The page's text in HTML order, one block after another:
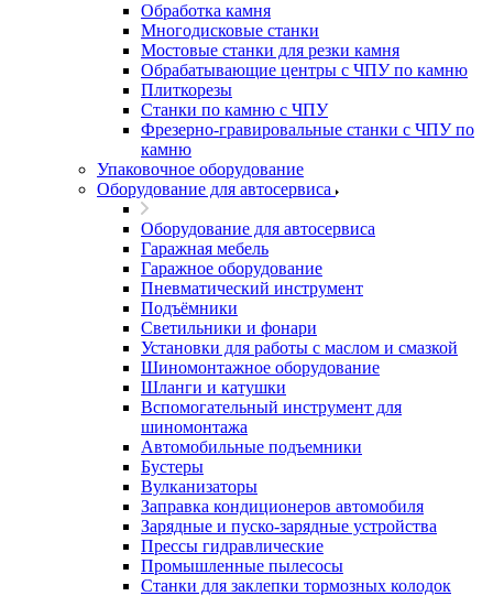
Обработка камня
Многодисковые станки
Мостовые станки для резки камня
Обрабатывающие центры с ЧПУ по камню
Плиткорезы
Станки по камню с ЧПУ
Фрезерно-гравировальные станки с ЧПУ по
камню
Упаковочное оборудование
Оборудование для автосервиса
Оборудование для автосервиса
Гаражная мебель
Гаражное оборудование
Пневматический инструмент
Подъёмники
Светильники и фонари
Установки для работы с маслом и смазкой
Шиномонтажное оборудование
Шланги и катушки
Вспомогательный инструмент для
шиномонтажа
Автомобильные подъемники
Бустеры
Вулканизаторы
Заправка кондиционеров автомобиля
Зарядные и пуско-зарядные устройства
Прессы гидравлические
Промышленные пылесосы
Станки для заклепки тормозных колодок